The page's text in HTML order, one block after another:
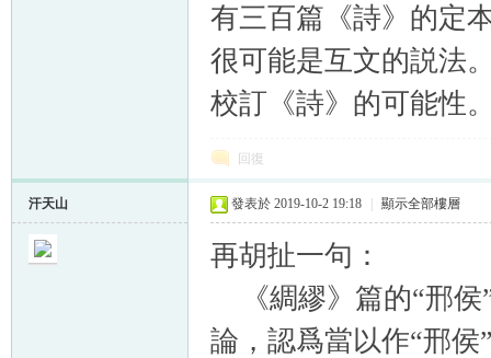
有三百篇《詩》的定
很可能是互文的説法
校訂《詩》的可能性
回復
汗天山 發表於 2019-10-2 19:18 顯示全部樓層
再胡扯一句：
《綢繆》篇的“邢侯
論，認爲當以作“邢